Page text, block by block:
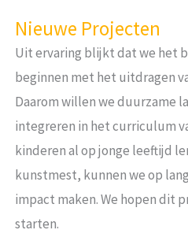
Nieuwe Projecten
Uit ervaring blijkt dat we het
beginnen met het uitdragen
Daarom willen we duurzame
integreren in het curriculum
kinderen al op jonge leeftijd
kunstmest, kunnen we op
impact maken. We hopen dit
starten.